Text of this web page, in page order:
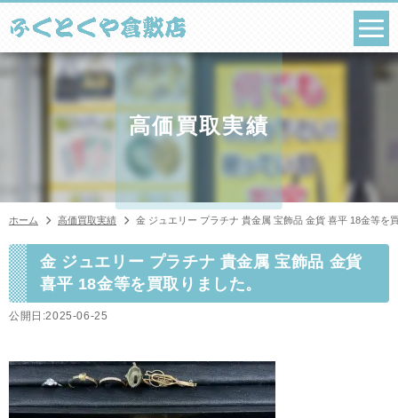
コ
高価買取実績
ホーム 高価買取実績 金 ジュエリー プラチナ 貴金属 宝飾品 金貨 喜平 18金等を
金 ジュエリー プラチナ 貴金属 宝飾品 金貨
喜平 18金等を買取りました。
公開日:2025-06-25